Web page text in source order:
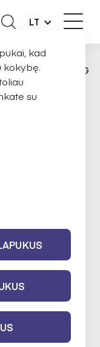
LT
ASTA VOLUNGĖ
kad
kokybę.
su